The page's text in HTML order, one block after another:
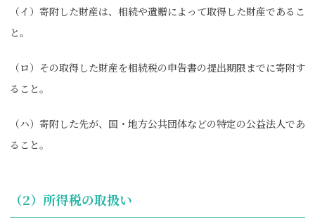
（イ）寄附した財産は、相続や遺贈によって取得した財産であるこ
と。
（ロ）その取得した財産を相続税の申告書の提出期限までに寄附す
ること。
（ハ）寄附した先が、国・地方公共団体などの特定の公益法人であ
ること。
（2）所得税の取扱い